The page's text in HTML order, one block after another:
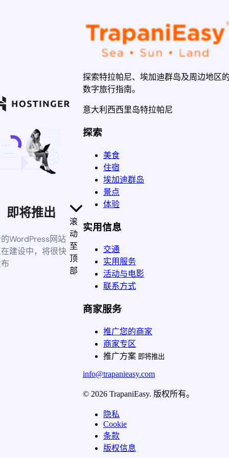
即将推出
WordPress网站
建设中，将很快
滚
动
至
顶
部
探索特拉帕尼、埃加迪群岛及周边地区
数字旅行指南。
意大利西西里岛特拉帕尼
探索
美食
住宿
埃加迪群岛
景点
体验
实用信息
交通
实用服务
活动与电影
联系方式
商家服务
推广您的商家
商家专区
推广方案 即将推出
info@trapanieasy.com
© 2026 TrapaniEasy. 版权所有。
隐私
Cookie
条款
版权信息